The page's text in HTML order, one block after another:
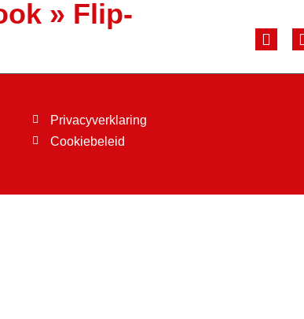
» Flip-
Privacyverklaring
Cookiebeleid